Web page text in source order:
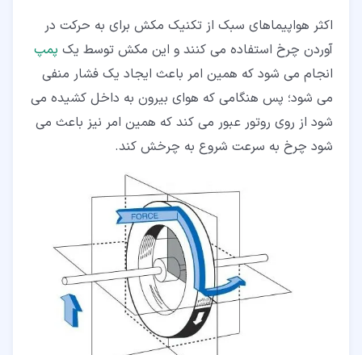
اکثر هواپیماهای سبک از تکنیک مکش برای به حرکت در
آوردن چرخ استفاده می کنند و این مکش توسط یک پمپ
انجام می شود که همین امر باعث ایجاد یک فشار منفی
می شود؛ پس هنگامی که هوای بیرون به داخل کشیده می
شود از روی روتور عبور می کند که همین امر نیز باعث می
شود چرخ به سرعت شروع به چرخش کند.